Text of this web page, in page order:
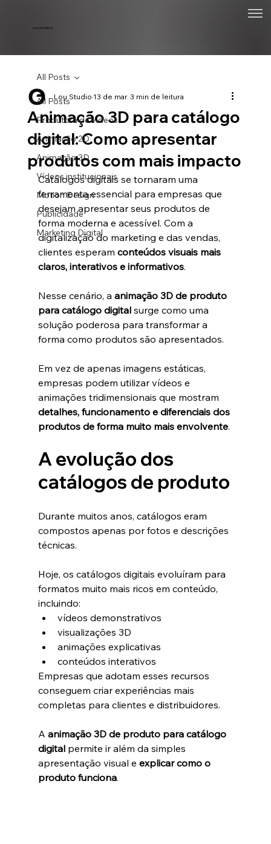
Lou Studios
All Posts
Produtora de vídeos
Animação 2D
Animação 3D
Vídeos institucionais
Motion Design
Publicidade
Marketing Digital
All Posts
Animação 3D para catálogo
digital: Como apresentar
produtos com mais impacto
Lou Studio13 de mar.3 min de leitura
Catálogos digitais se tornaram uma
ferramenta essencial para empresas que
desejam apresentar seus produtos de
forma moderna e acessível. Com a
digitalização do marketing e das vendas,
clientes esperam conteúdos visuais mais
claros, interativos e informativos.
Nesse cenário, a animação 3D de produto
para catálogo digital surge como uma
solução poderosa para transformar a
forma como produtos são apresentados.
Em vez de apenas imagens estáticas,
empresas podem utilizar vídeos e
animações tridimensionais que mostram
detalhes, funcionamento e diferenciais dos
produtos de forma muito mais envolvente.
A evolução dos
catálogos de produto
Durante muitos anos, catálogos eram
compostos apenas por fotos e descrições
técnicas.
Hoje, os catálogos digitais evoluíram para
formatos muito mais ricos em conteúdo,
incluindo:
vídeos demonstrativos
visualizações 3D
animações explicativas
conteúdos interativos
Empresas que adotam esses recursos
conseguem criar experiências mais
completas para clientes e distribuidores.
A animação 3D de produto para catálogo
digital permite ir além da simples
apresentação visual e explicar como o
produto funciona.